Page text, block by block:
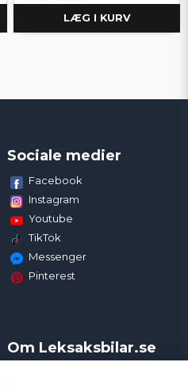
LÆG I KURV
Sociale medier
Facebook
Instagram
Youtube
TikTok
Messenger
Pinterest
Om Leksaksbilar.se